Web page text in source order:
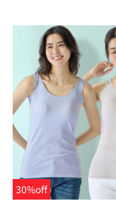
30%off